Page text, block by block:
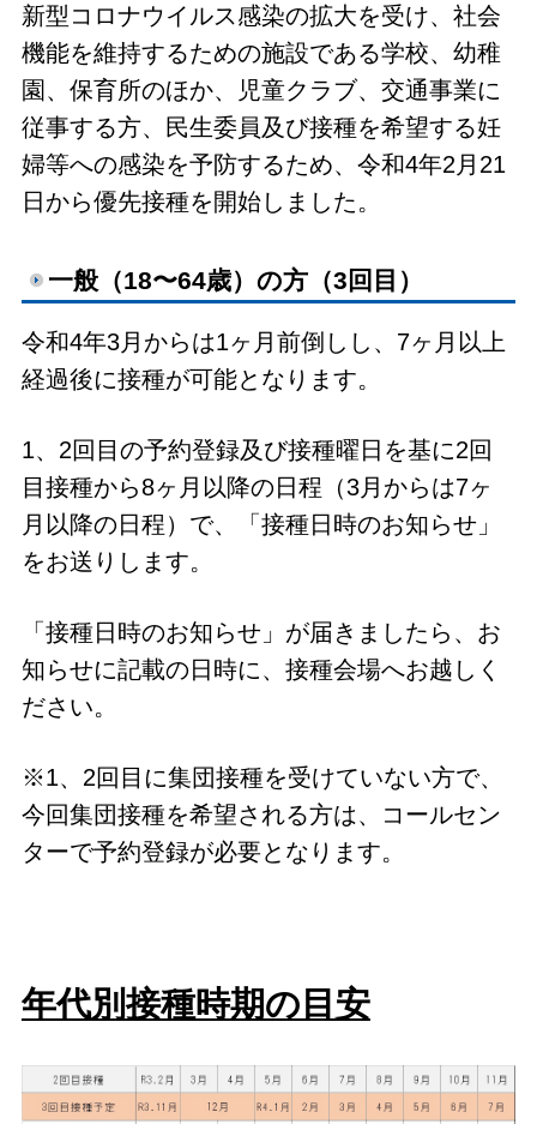
新型コロナウイルス感染の拡大を受け、社会
機能を維持するための施設である学校、幼稚
園、保育所のほか、児童クラブ、交通事業に
従事する方、民生委員及び接種を希望する妊
婦等への感染を予防するため、令和4年2月21
日から優先接種を開始しました。
一般（18〜64歳）の方（3回目）
令和4年3月からは1ヶ月前倒しし、7ヶ月以上
経過後に接種が可能となります。
1、2回目の予約登録及び接種曜日を基に2回
目接種から8ヶ月以降の日程（3月からは7ヶ
月以降の日程）で、「接種日時のお知らせ」
をお送りします。
「接種日時のお知らせ」が届きましたら、お
知らせに記載の日時に、接種会場へお越しく
ださい。
※1、2回目に集団接種を受けていない方で、
今回集団接種を希望される方は、コールセン
ターで予約登録が必要となります。
年代別接種時期の目安